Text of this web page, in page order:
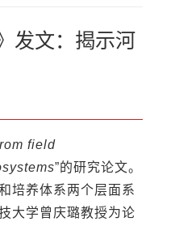
发文：揭示河
field
”的研究论文。
培养体系两个层面系
大学曾庆璐教授为论